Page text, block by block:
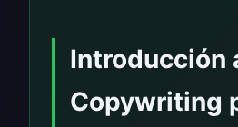
Introducción
Copywriting